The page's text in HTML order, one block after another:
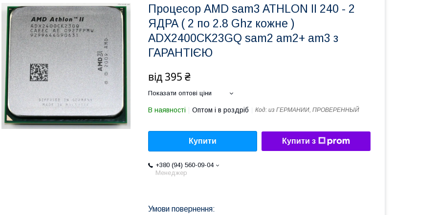
Процесор AMD sam3 ATHLON II 240 - 2
ЯДРА ( 2 по 2.8 Ghz кожне )
ADX2400CK23GQ sam2 am2+ am3 з
ГАРАНТІЄЮ
від 395 ₴
Показати оптові ціни
В наявності Оптом і в роздріб Код: из ГЕРМАНИИ, ПРОВЕРЕННЫЙ
Купити Купити з
+380 (94) 560-09-04
Менеджер